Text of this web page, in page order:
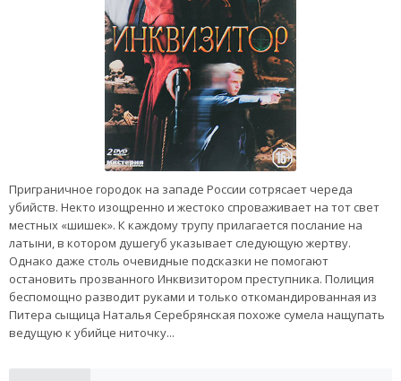
Приграничное городок на западе России сотрясает череда
убийств. Некто изощренно и жестоко спроваживает на тот свет
местных «шишек». К каждому трупу прилагается послание на
латыни, в котором душегуб указывает следующую жертву.
Однако даже столь очевидные подсказки не помогают
остановить прозванного Инквизитором преступника. Полиция
беспомощно разводит руками и только откомандированная из
Питера сыщица Наталья Серебрянская похоже сумела нащупать
ведущую к убийце ниточку...